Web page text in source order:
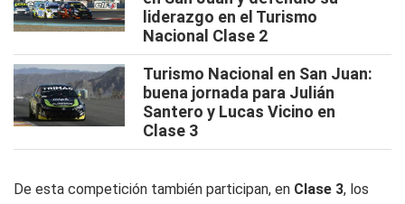
liderazgo en el Turismo
Nacional Clase 2
Turismo Nacional en San Juan:
buena jornada para Julián
Santero y Lucas Vicino en
Clase 3
De esta competición también participan, en Clase 3, los